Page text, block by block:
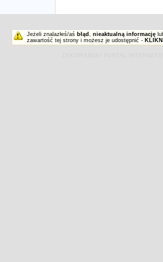
Jeżeli znalazłeś/aś błąd , nieaktualną informację
zawartość tej strony i możesz je udostępnić -